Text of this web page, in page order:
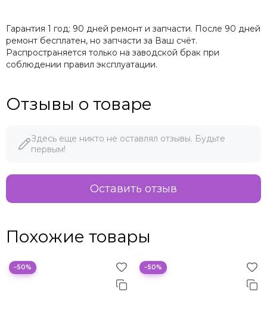
Гарантия 1 год: 90 дней ремонт и запчасти. После 90 дней
ремонт бесплатен, но запчасти за Ваш счёт.
Распространяется только на заводской брак при
соблюдении правил эксплуатации.
Отзывы о товаре
Здесь еще никто не оставлял отзывы. Будьте
первым!
Оставить отзыв
Похожие товары
−50% −50%